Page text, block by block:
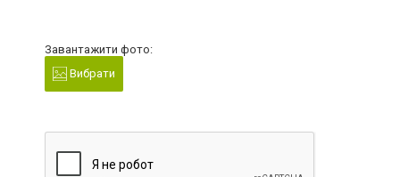
Завантажити фото:
Вибрати